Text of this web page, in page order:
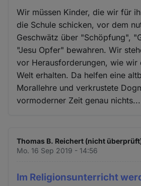
Wir müssen Kinder, die wir für
die Schule schicken, vor dem
Geschwätz über "Schöpfung",
"Jesu Opfer" bewahren. Wir
vor Herausforderungen, wie wir
Welt erhalten. Da helfen eine
Morallehre und verkrustete
vormoderner Zeit genau nichts...
Thomas B. Reichert (nicht
Mo. 16 Sep 2019 - 14:56
Im Religionsunterricht